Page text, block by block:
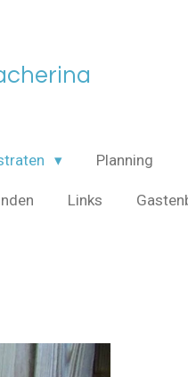
Planning
Links